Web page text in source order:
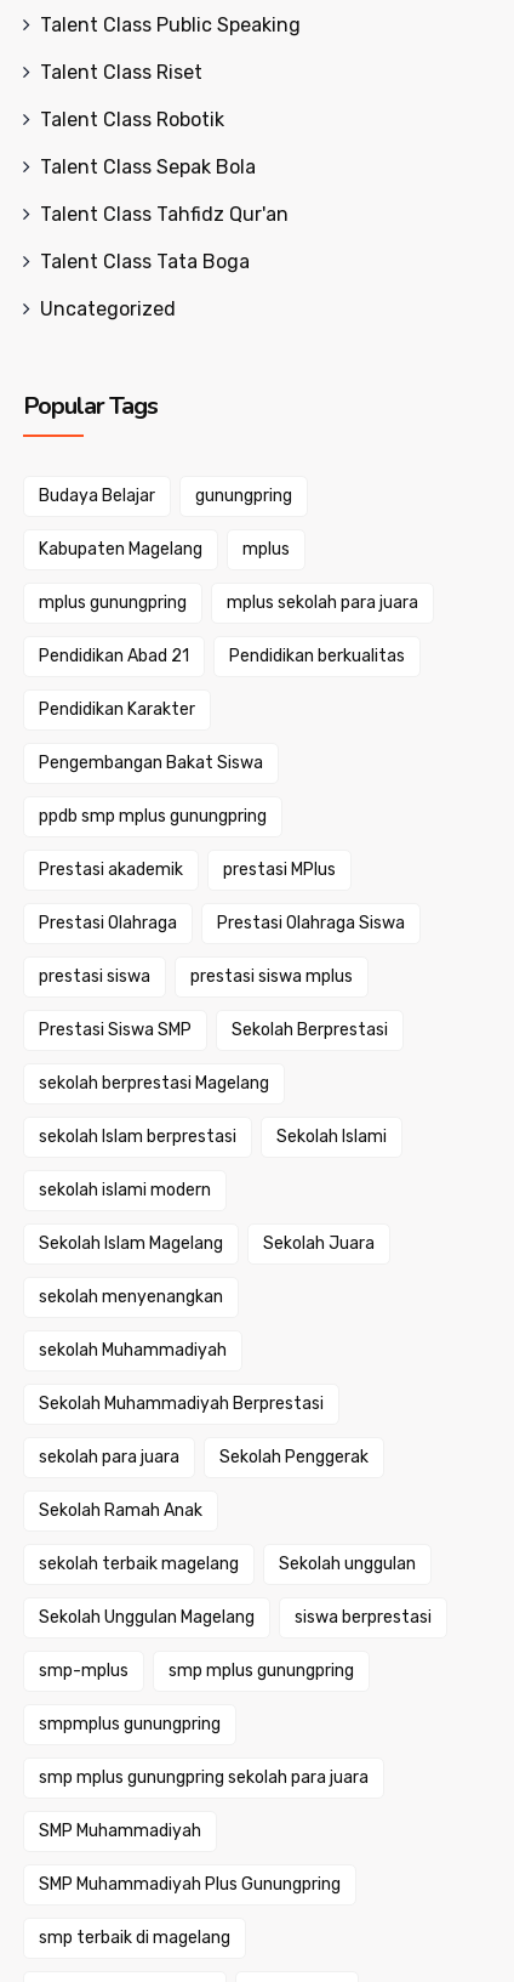
Talent Class Public Speaking
Talent Class Riset
Talent Class Robotik
Talent Class Sepak Bola
Talent Class Tahfidz Qur'an
Talent Class Tata Boga
Uncategorized
Popular Tags
Budaya Belajar gunungpring
Kabupaten Magelang mplus
mplus gunungpring mplus sekolah para juara
Pendidikan Abad 21 Pendidikan berkualitas
Pendidikan Karakter
Pengembangan Bakat Siswa
ppdb smp mplus gunungpring
Prestasi akademik prestasi MPlus
Prestasi Olahraga Prestasi Olahraga Siswa
prestasi siswa prestasi siswa mplus
Prestasi Siswa SMP Sekolah Berprestasi
sekolah berprestasi Magelang
sekolah Islam berprestasi Sekolah Islami
sekolah islami modern
Sekolah Islam Magelang Sekolah Juara
sekolah menyenangkan
sekolah Muhammadiyah
Sekolah Muhammadiyah Berprestasi
sekolah para juara Sekolah Penggerak
Sekolah Ramah Anak
sekolah terbaik magelang Sekolah unggulan
Sekolah Unggulan Magelang siswa berprestasi
smp-mplus smp mplus gunungpring
smpmplus gunungpring
smp mplus gunungpring sekolah para juara
SMP Muhammadiyah
SMP Muhammadiyah Plus Gunungpring
smp terbaik di magelang